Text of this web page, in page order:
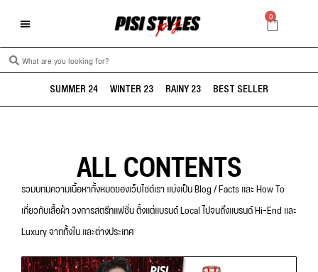
0
SUMMER 24 WINTER 23 RAINY 23 BEST SELLER
ALL CONTENTS
รวมบทมความเนื้อหาทั้งหมดของเว็บไซต์เรา แบ่งเป็น Blog / Facts และ How To
เกี่ยวกับเสื้อผ้า วงการสตรีทแฟชั่น ตั้งแต่แบรนด์ Local ไปจนถึงแบรนด์ Hi-End และ
Luxury จากทั้งใน และต่างประเทศ